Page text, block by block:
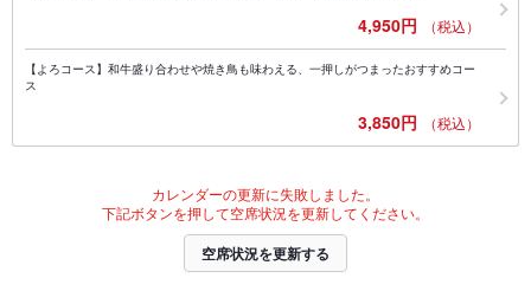
4,950円 （税込）
【よろコース】和牛盛り合わせや焼き鳥も味わえる、一押しがつまったおすすめコー
ス
3,850円 （税込）
カレンダーの更新に失敗しました。
下記ボタンを押して空席状況を更新してください。
空席状況を更新する